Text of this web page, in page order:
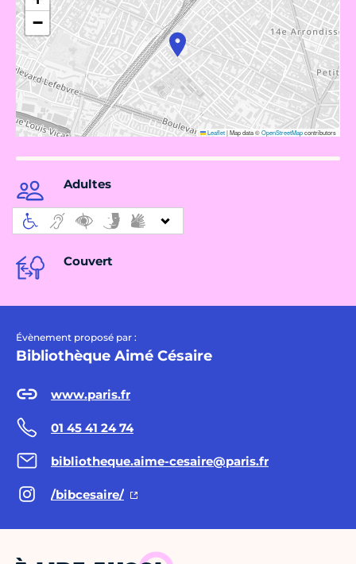
−
Leaflet|Map data ©OpenStreetMapcontributors
Adultes
Couvert
Évènement proposé par :
Bibliothèque Aimé Césaire
www.paris.fr
01 45 41 24 74
bibliotheque.aime-cesaire@paris.fr
/bibcesaire/